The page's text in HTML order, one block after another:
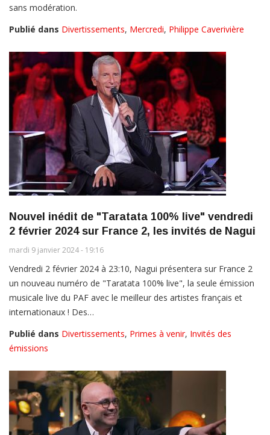
sans modération.
Publié dans Divertissements, Mercredi, Philippe Caverivière
Nouvel inédit de "Taratata 100% live" vendredi
2 février 2024 sur France 2, les invités de Nagui
mardi 9 janvier 2024 - 19:16
Vendredi 2 février 2024 à 23:10, Nagui présentera sur France 2
un nouveau numéro de "Taratata 100% live", la seule émission
musicale live du PAF avec le meilleur des artistes français et
internationaux ! Des…
Publié dans Divertissements, Primes à venir, Invités des
émissions